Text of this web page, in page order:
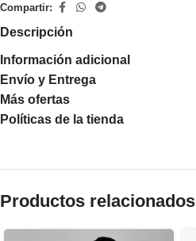
Compartir:
Descripción
Información adicional
Envío y Entrega
Más ofertas
Políticas de la tienda
Productos relacionados